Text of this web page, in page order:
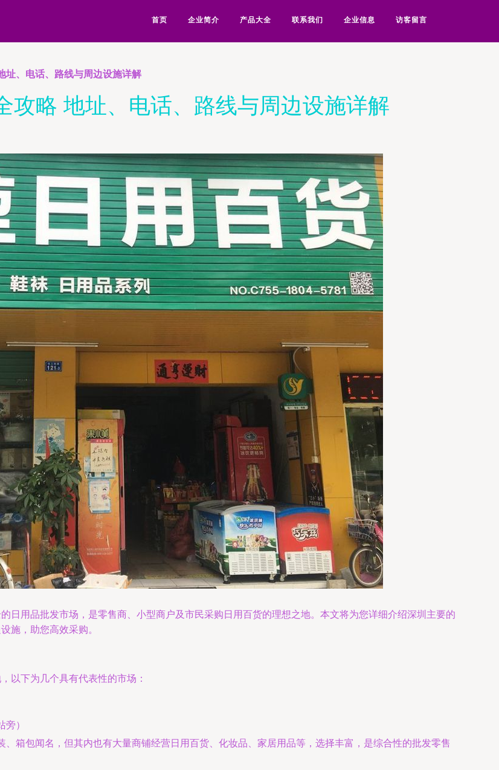
首页 企业简介 产品大全 联系我们 企业信息 访客留言
址、电话、路线与周边设施详解
攻略 地址、电话、路线与周边设施详解
日用品批发市场，是零售商、小型商户及市民采购日用百货的理想之地。本文将为您详细介绍深圳主要的
施，助您高效采购。
以下为几个具有代表性的市场：
）
、箱包闻名，但其内也有大量商铺经营日用百货、化妆品、家居用品等，选择丰富，是综合性的批发零售